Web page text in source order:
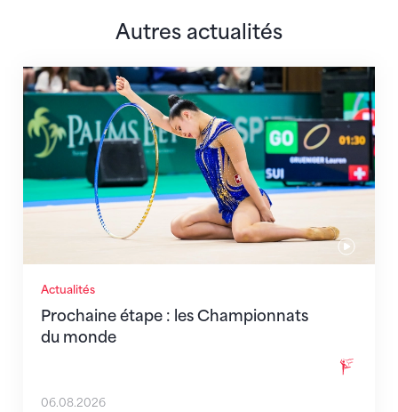
Autres actualités
Actualités
Prochaine étape : les Championnats
du monde
Prochaine étape : les Championnats du monde
06.08.2026